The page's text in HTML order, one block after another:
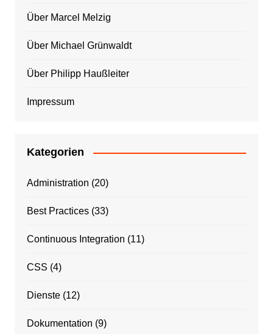
Über Marcel Melzig
Über Michael Grünwaldt
Über Philipp Haußleiter
Impressum
Kategorien
Administration (20)
Best Practices(33)
Continuous Integration (11)
CSS (4)
Dienste(12)
Dokumentation (9)